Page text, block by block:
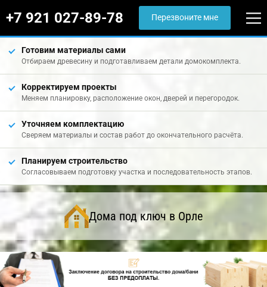
+7 921 027-89-78 Перезвоните мне
Готовим материалы сами
Отбираем древесину и подготавливаем детали домокомплекта.
Корректируем проекты
Меняем планировку, расположение окон, дверей и перегородок.
Уточняем комплектацию
Сверяем материалы и состав работ до окончательного расчёта.
Планируем строительство
Согласовываем подготовку участка и последовательность этапов.
Дома под ключ в Орле